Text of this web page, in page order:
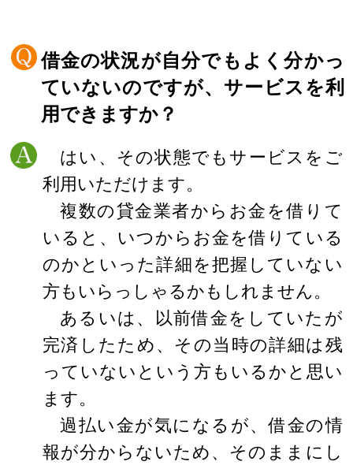
借金の状況が自分でもよく分かっ
ていないのですが、サービスを利
用できますか？
はい、その状態でもサービスをご
利用いただけます。
複数の貸金業者からお金を借りて
いると、いつからお金を借りている
のかといった詳細を把握していない
方もいらっしゃるかもしれません。
あるいは、以前借金をしていたが
完済したため、その当時の詳細は残
っていないという方もいるかと思い
ます。
過払い金が気になるが、借金の情
報が分からないため、そのままにし